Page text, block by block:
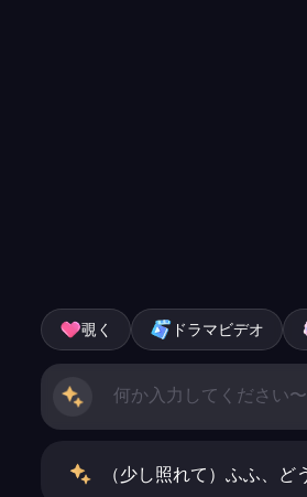
覗く ドラマビデオ
（少し照れて）ふふ、ど